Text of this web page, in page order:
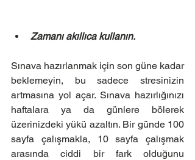
Zamanı akıllıca kullanın.
Sınava hazırlanmak için son güne kadar
beklemeyin, bu sadece stresinizin
artmasına yol açar. Sınava hazırlığınızı
haftalara ya da günlere bölerek
üzerinizdeki yükü azaltın. Bir günde 100
sayfa çalışmakla, 10 sayfa çalışmak
arasında ciddi bir fark olduğunu